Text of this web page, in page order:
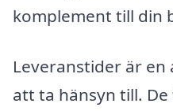
komplement till din
Leveranstider är
att ta hänsyn till.